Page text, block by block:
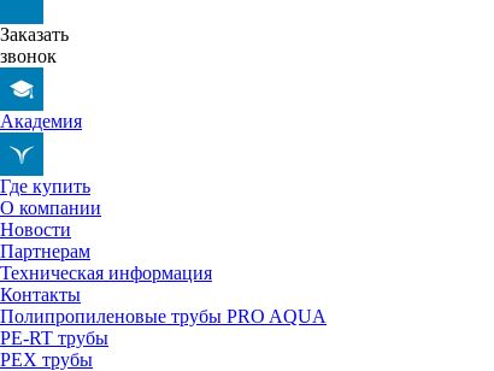
Заказать
звонок
Академия
Где купить
О компании
Новости
Партнерам
Техническая информация
Контакты
Полипропиленовые трубы PRO AQUA
PE-RT трубы
PEX трубы